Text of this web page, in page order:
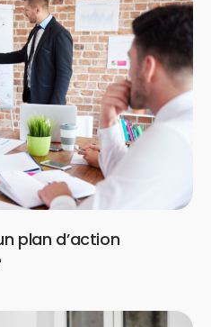
plan d’action